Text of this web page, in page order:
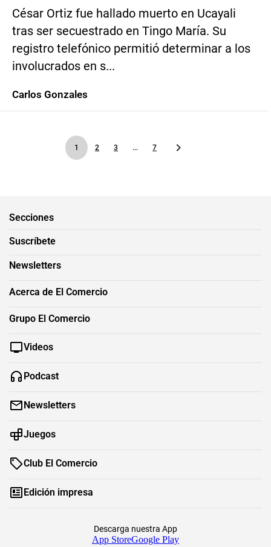
César Ortiz fue hallado muerto en Ucayali
tras ser secuestrado en Tingo María. Su
registro telefónico permitió determinar a los
involucrados en s...
Carlos Gonzales
1 2 3 ... 7
Secciones
Suscríbete
Newsletters
Acerca de El Comercio
Grupo El Comercio
Videos
Podcast
Newsletters
Juegos
Club El Comercio
Edición impresa
Descarga nuestra App
App StoreGoogle Play